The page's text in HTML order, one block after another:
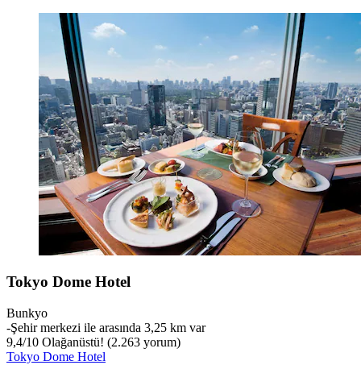
Tokyo Dome Hotel
Bunkyo
‐Şehir merkezi ile arasında 3,25 km var
9,4/10 Olağanüstü! (2.263 yorum)
Tokyo Dome Hotel